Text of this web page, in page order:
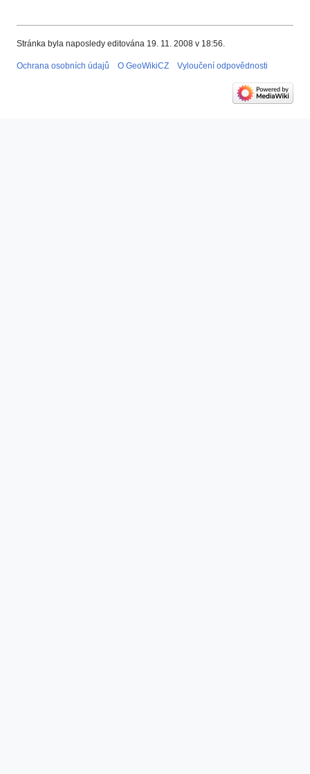
Stránka byla naposledy editována 19. 11. 2008 v 18:56.
Ochrana osobních údajů O GeoWikiCZ Vyloučení odpovědnosti